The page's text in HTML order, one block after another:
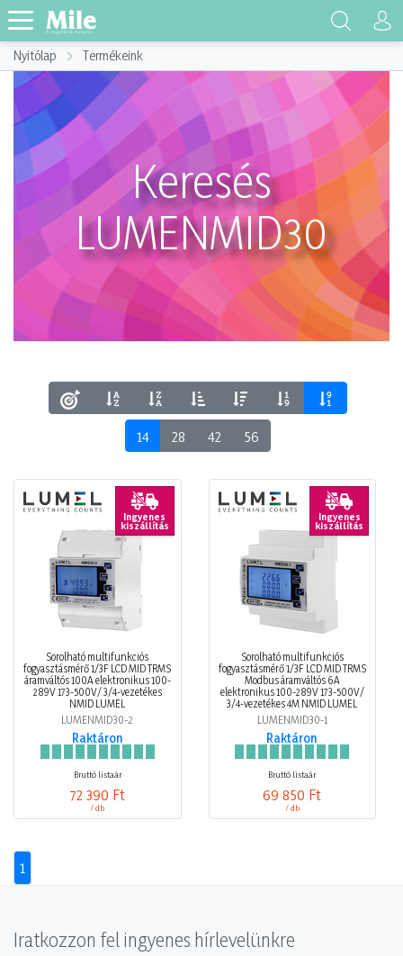
Nyitólap Termékeink
Keresés
LUMENMID30
14 28 42 56
Ingyenes
kiszállítás
Sorolható multifunkciós
fogyasztásmérő 1/3F LCD MID TRMS
áramváltós 100A elektronikus 100-
289V 173-500V/ 3/4-vezetékes
NMID LUMEL
LUMENMID30-2
Raktáron
Bruttó listaár
72 390 Ft
/ db
Ingyenes
kiszállítás
Sorolható multifunkciós
fogyasztásmérő 1/3F LCD MID TRMS
Modbus áramváltós 6A
elektronikus 100-289V 173-500V/
3/4-vezetékes 4M NMID LUMEL
LUMENMID30-1
Raktáron
Bruttó listaár
69 850 Ft
/ db
1
Iratkozzon fel ingyenes hírlevelünkre